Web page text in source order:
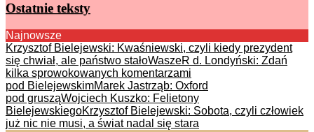
Ostatnie teksty
Najnowsze
Krzysztof Bielejewski: Kwaśniewski, czyli kiedy prezydent
się chwiał, ale państwo stałoWaszeR d. Londyński: Zdań
kilka sprowokowanych komentarzami
pod BielejewskimMarek Jastrząb: Oxford
pod grusząWojciech Kuszko: Felietony
BielejewskiegoKrzysztof Bielejewski: Sobota, czyli człowiek
już nic nie musi, a świat nadal się stara